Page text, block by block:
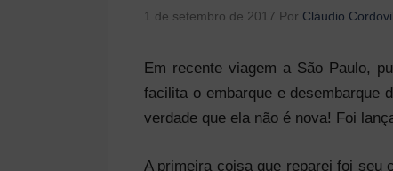
1 de setembro de 2017 Por Cláudio Cordovil
Em recente viagem a São Paulo,
facilita o embarque e desembarque
verdade que ela não é nova! Foi
A primeira coisa que reparei foi seu